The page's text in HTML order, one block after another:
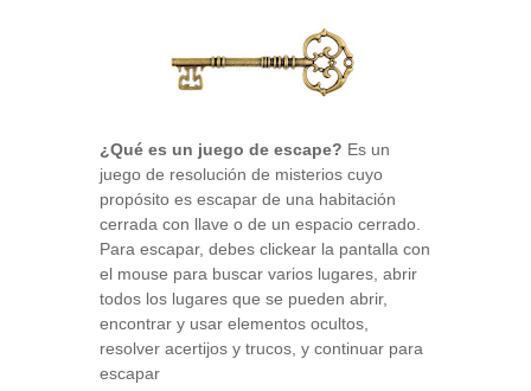
¿Qué es un juego de escape? Es un
juego de resolución de misterios cuyo
propósito es escapar de una habitación
cerrada con llave o de un espacio cerrado.
Para escapar, debes clickear la pantalla con
el mouse para buscar varios lugares, abrir
todos los lugares que se pueden abrir,
encontrar y usar elementos ocultos,
resolver acertijos y trucos, y continuar para
escapar